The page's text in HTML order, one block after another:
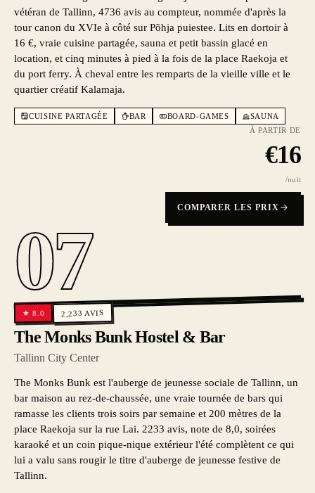
vétéran de Tallinn, 4736 avis au compteur, nommée d'après la
tour canon du XVIe à côté sur Põhja puiestee. Lits en dortoir à
16 €, vraie cuisine partagée, sauna et petit bassin glacé en
location, et cinq minutes à pied à la fois de la place Raekoja et
du port ferry. À cheval entre les remparts de la vieille ville et le
quartier créatif Kalamaja.
CUISINE PARTAGÉE BAR BOARD-GAMES
SAUNA
À PARTIR DE
€16
/nuit
COMPARER LES PRIX
07
★8.0 2,233 AVIS
The Monks Bunk Hostel & Bar
Tallinn City Center
The Monks Bunk est l'auberge de jeunesse sociale de Tallinn, un
bar maison au rez-de-chaussée, une vraie tournée de bars qui
ramasse les clients trois soirs par semaine et 200 mètres de la
place Raekoja sur la rue Lai. 2233 avis, note de 8,0, soirées
karaoké et un coin pique-nique extérieur l'été complètent ce qui
lui a valu sans rougir le titre d'auberge de jeunesse festive de
Tallinn.